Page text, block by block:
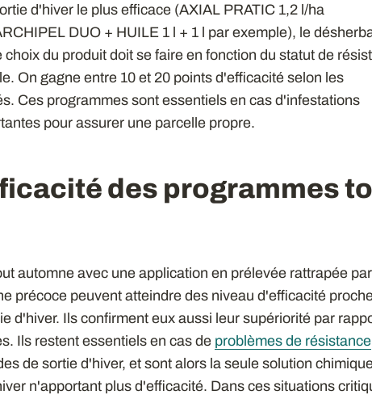
d'hiver le plus efficace (AXIAL PRATIC 1,2 l/ha
DUO + HUILE 1 l + 1 l par exemple), le
choix du produit doit se faire en fonction du statut de
On gagne entre 10 et 20 points d'efficacité selon les
Ces programmes sont essentiels en cas d'infestations
pour assurer une parcelle propre.
des programmes
automne avec une application en prélevée rattrapée
précoce peuvent atteindre des niveau d'efficacité
d'hiver. Ils confirment eux aussi leur supériorité par
Ils restent essentiels en cas de problèmes de résistance
de sortie d'hiver, et sont alors la seule solution
n'apportant plus d'efficacité. Dans ces situations